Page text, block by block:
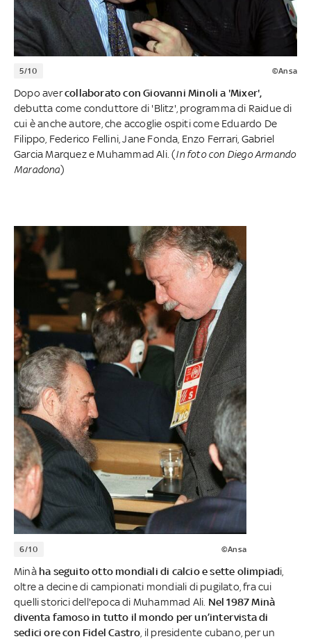
5/10 ©Ansa
Dopo avercollaborato con Giovanni Minoli a 'Mixer',
debutta come conduttore di 'Blitz', programma di Raidue di
cui è anche autore, che accoglie ospiti come Eduardo De
Filippo, Federico Fellini, Jane Fonda, Enzo Ferrari, Gabriel
Garcia Marquez e Muhammad Ali. (In foto con Diego Armando
Maradona)
6/10 ©Ansa
Minà ha seguito otto mondiali di calcio e sette olimpiadi,
oltre a decine di campionati mondiali di pugilato, fra cui
quelli storici dell'epoca di Muhammad Ali. Nel 1987 Minà
diventa famoso in tutto il mondo per un’intervista di
sedici ore con Fidel Castro , il presidente cubano, per un